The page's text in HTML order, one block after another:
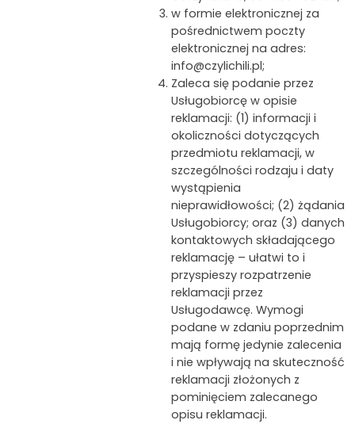
w formie elektronicznej za
pośrednictwem poczty
elektronicznej na adres:
info@czylichili.pl;
Zaleca się podanie przez
Usługobiorcę w opisie
reklamacji: (1) informacji i
okoliczności dotyczących
przedmiotu reklamacji, w
szczególności rodzaju i daty
wystąpienia
nieprawidłowości; (2) żądania
Usługobiorcy; oraz (3) danych
kontaktowych składającego
reklamację – ułatwi to i
przyspieszy rozpatrzenie
reklamacji przez
Usługodawcę. Wymogi
podane w zdaniu poprzednim
mają formę jedynie zalecenia
i nie wpływają na skuteczność
reklamacji złożonych z
pominięciem zalecanego
opisu reklamacji.